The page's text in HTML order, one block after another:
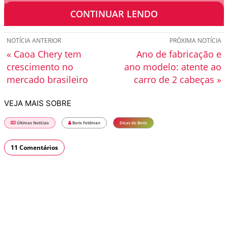
[TRANSCRIÇÃO]
CONTINUAR LENDO
PRÓXIMA NOTÍCIA
Ano de fabricação e
ano modelo: atente ao
carro de 2 cabeças »
NOTÍCIA ANTERIOR
« Caoa Chery tem
crescimento no
mercado brasileiro
VEJA MAIS SOBRE
Últimas Notícias Boris Feldman Dicas do Boris
11 Comentários